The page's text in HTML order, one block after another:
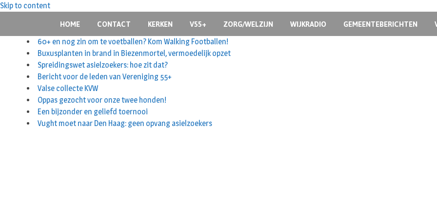
Skip to content
HOME CONTACT KERKEN V55+ ZORG/WELZIJN WIJKRADIO GEMEENTEBERICHTEN
60+ en nog zin om te voetballen? Kom Walking Footballen!
Buxusplanten in brand in Biezenmortel, vermoedelijk opzet
Spreidingswet asielzoekers: hoe zit dat?
Bericht voor de leden van Vereniging 55+
Valse collecte KVW
Oppas gezocht voor onze twee honden!
Een bijzonder en geliefd toernooi
Vught moet naar Den Haag: geen opvang asielzoekers